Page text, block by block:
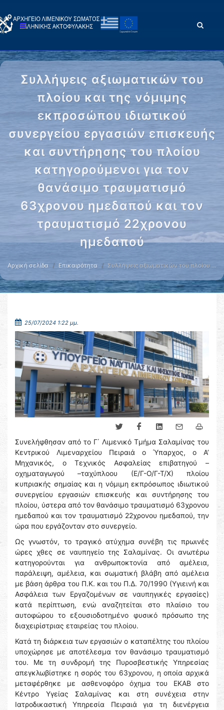
Συλλήψεις αξιωματικών του
πλοίου και της νόμιμης
εκπροσώπου ιδιωτικού
συνεργείου εργασιών επισκευής
και συντήρησης του πλοίου
κατηγορούμενοι για τον
θανάσιμο τραυματισμό
63χρονου ημεδαπού και τον
τραυματισμό 22χρονου
ημεδαπού
Αρχική σελίδα Επικαιρότητα Συλλήψεις αξιωματικών του πλοίου …
25/07/2024 1:22 μμ.
Συνελήφθησαν από το Γ΄ Λιμενικό Τμήμα Σαλαμίνας του
Κεντρικού Λιμεναρχείου Πειραιά ο Ύπαρχος, ο Α’
Μηχανικός, ο Τεχνικός Ασφαλείας επιβατηγού –
οχηματαγωγού –ταχύπλοου (Ε/Γ-Ο/Γ-Τ/Χ) πλοίου
κυπριακής σημαίας και η νόμιμη εκπρόσωπος ιδιωτικού
συνεργείου εργασιών επισκευής και συντήρησης του
πλοίου, ύστερα από τον θανάσιμο τραυματισμό 63χρονου
ημεδαπού και τον τραυματισμό 22χρονου ημεδαπού, την
ώρα που εργάζονταν στο συνεργείο.
Ως γνωστόν, το τραγικό ατύχημα συνέβη τις πρωινές
ώρες χθες σε ναυπηγείο της Σαλαμίνας. Οι ανωτέρω
κατηγορούνται για ανθρωποκτονία από αμέλεια,
παράλειψη, αμέλεια, και σωματική βλάβη από αμέλεια
με βάση άρθρα του Π.Κ. και του Π.Δ. 70/1990 (Υγιεινή και
Ασφάλεια των Εργαζομένων σε ναυπηγικές εργασίες)
κατά περίπτωση, ενώ αναζητείται στο πλαίσιο του
αυτοφώρου το εξουσιοδοτημένο φυσικό πρόσωπο της
διαχειρίστριας εταιρείας του πλοίου.
Κατά τη διάρκεια των εργασιών ο καταπέλτης του πλοίου
υποχώρησε με αποτέλεσμα τον θανάσιμο τραυματισμό
του. Με τη συνδρομή της Πυροσβεστικής Υπηρεσίας
απεγκλωβίστηκε η σορός του 63χρονου, η οποία αρχικά
μεταφέρθηκε με ασθενοφόρο όχημα του ΕΚΑΒ στο
Κέντρο Υγείας Σαλαμίνας και στη συνέχεια στην
Ιατροδικαστική Υπηρεσία Πειραιά για τη διενέργεια